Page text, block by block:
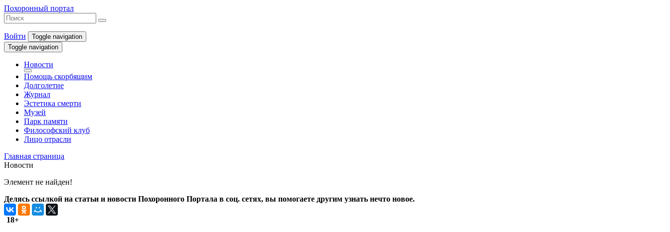
Похоронный портал
Войти
Toggle navigation
Toggle navigation
Новости
Помощь скорбящим
Долголетие
Журнал
Эстетика смерти
Музей
Парк памяти
Философский клуб
Лицо отрасли
Главная страница
Новости
Элемент не найден!
Делясь ссылкой на статьи и новости Похоронного Портала в соц. сетях, вы помогаете другим узнать нечто новое.
18+